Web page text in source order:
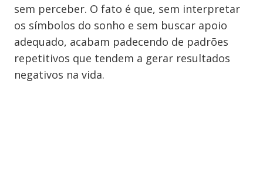
sem perceber. O fato é que, sem interpretar
os símbolos do sonho e sem buscar apoio
adequado, acabam padecendo de padrões
repetitivos que tendem a gerar resultados
negativos na vida.